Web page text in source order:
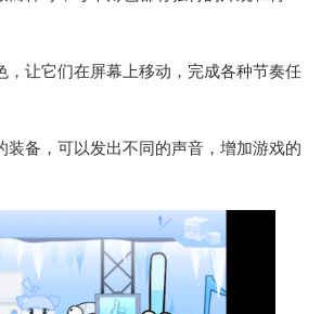
，让它们在屏幕上移动，完成各种节奏任
装备，可以发出不同的声音，增加游戏的